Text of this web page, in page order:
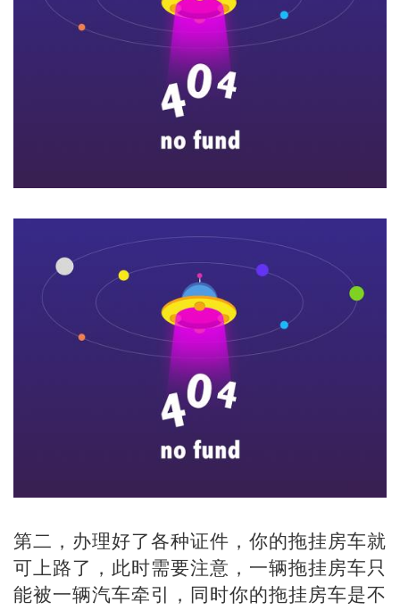
第二，办理好了各种证件，你的拖挂房车就
可上路了，此时需要注意，一辆拖挂房车只
能被一辆汽车牵引，同时你的拖挂房车是不